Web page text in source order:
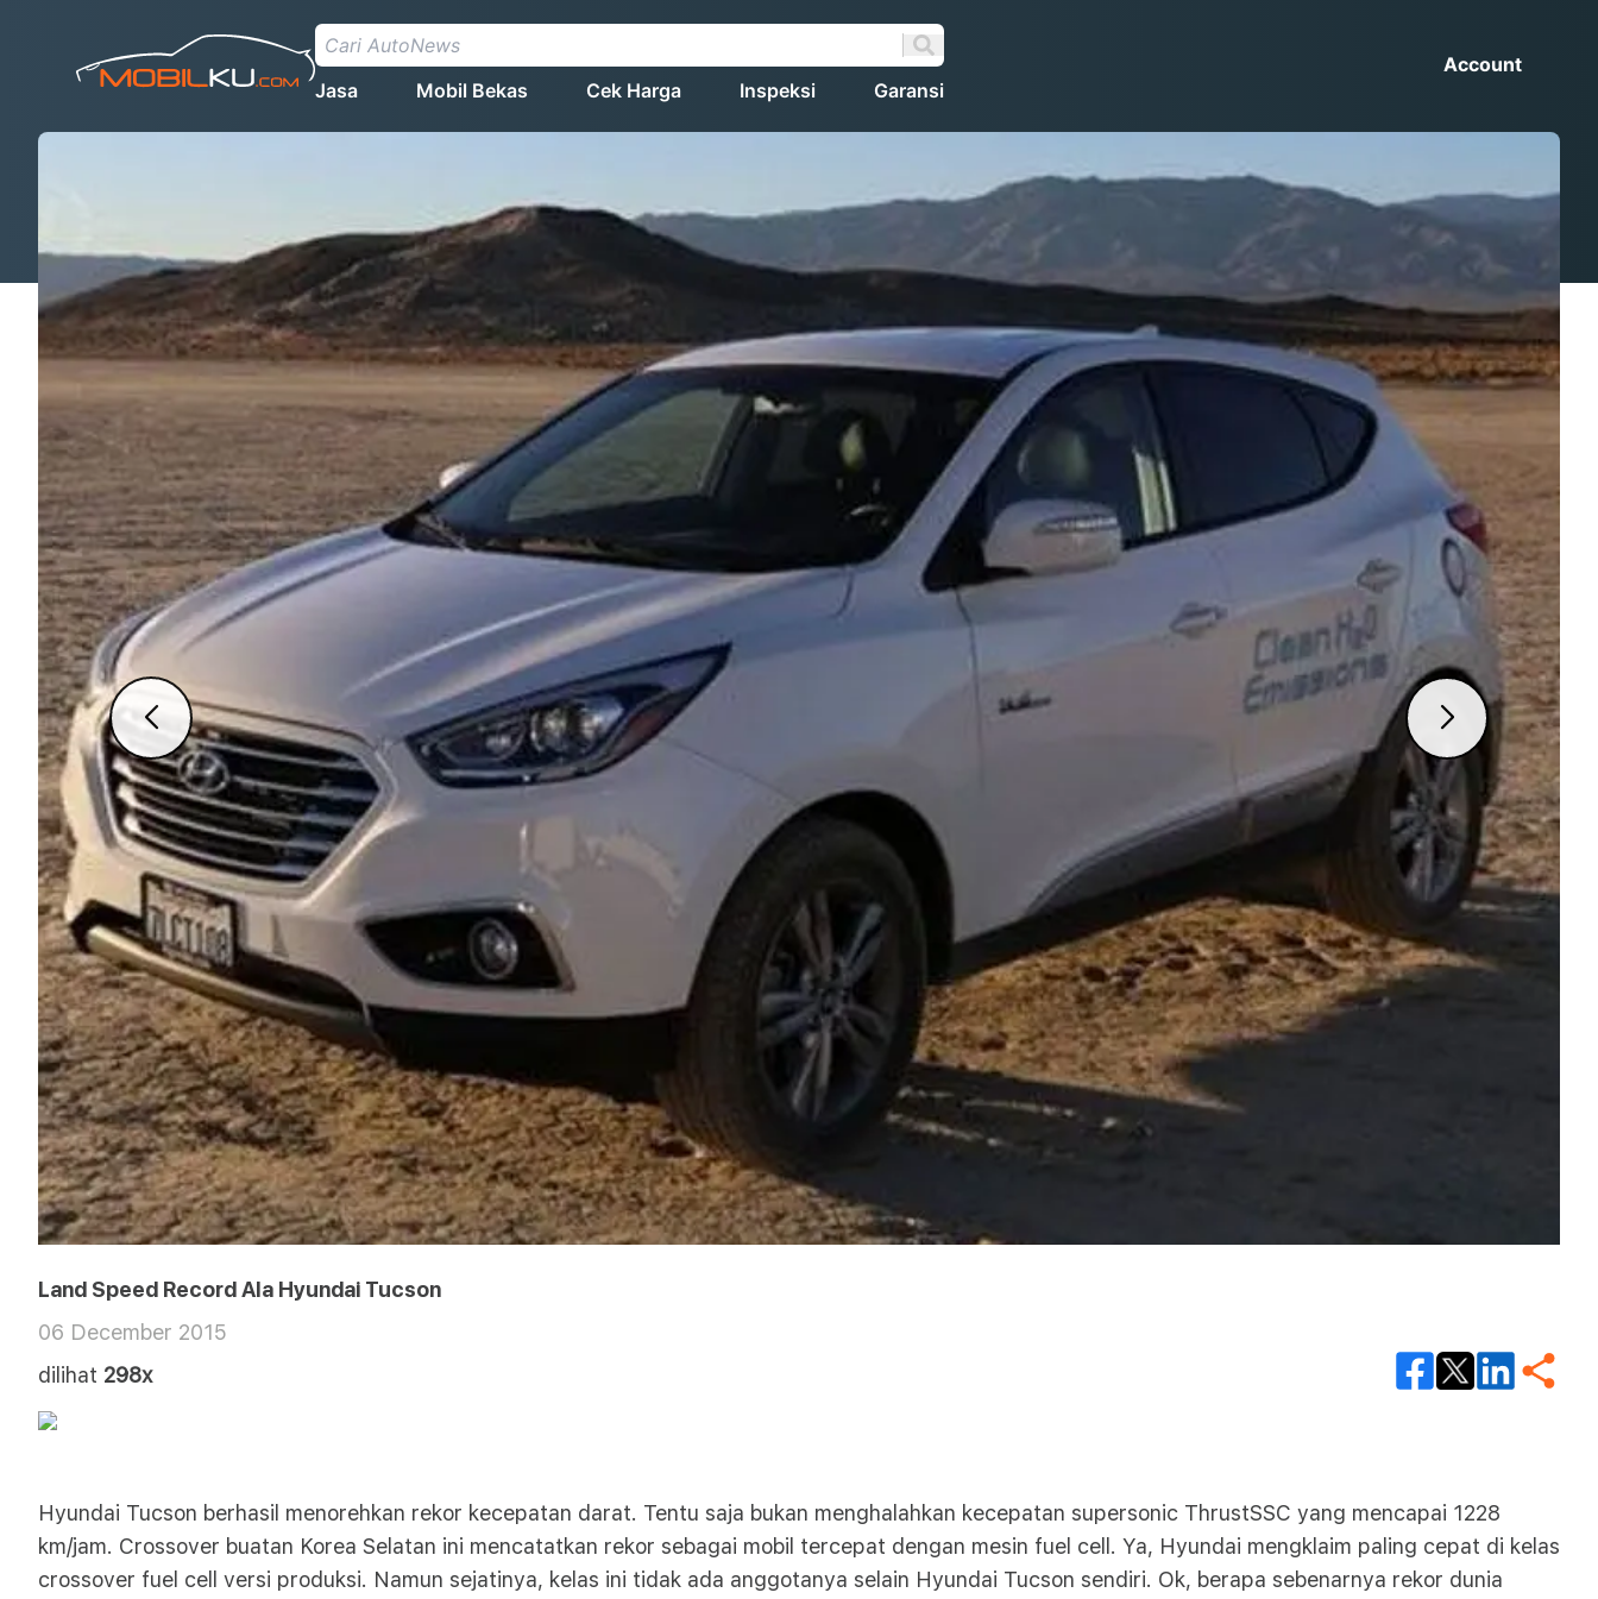
Jasa Mobil Bekas Cek Harga Inspeksi Garansi
Account
Land Speed Record Ala Hyundai Tucson
06 December 2015
dilihat 298x
Hyundai Tucson berhasil menorehkan rekor kecepatan darat. Tentu saja bukan menghalahkan kecepatan supersonic ThrustSSC yang mencapai 1228
km/jam. Crossover buatan Korea Selatan ini mencatatkan rekor sebagai mobil tercepat dengan mesin fuel cell. Ya, Hyundai mengklaim paling cepat di kelas
crossover fuel cell versi produksi. Namun sejatinya, kelas ini tidak ada anggotanya selain Hyundai Tucson sendiri. Ok, berapa sebenarnya rekor dunia